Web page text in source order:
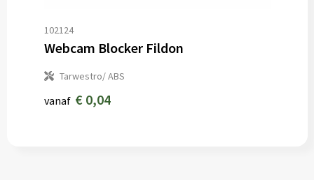
102124
Webcam Blocker Fildon
Tarwestro/ ABS
vanaf € 0,04